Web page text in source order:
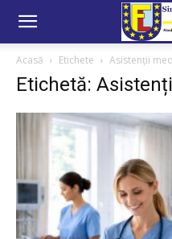
Acasă Etichete Asistenții
Etichetă: